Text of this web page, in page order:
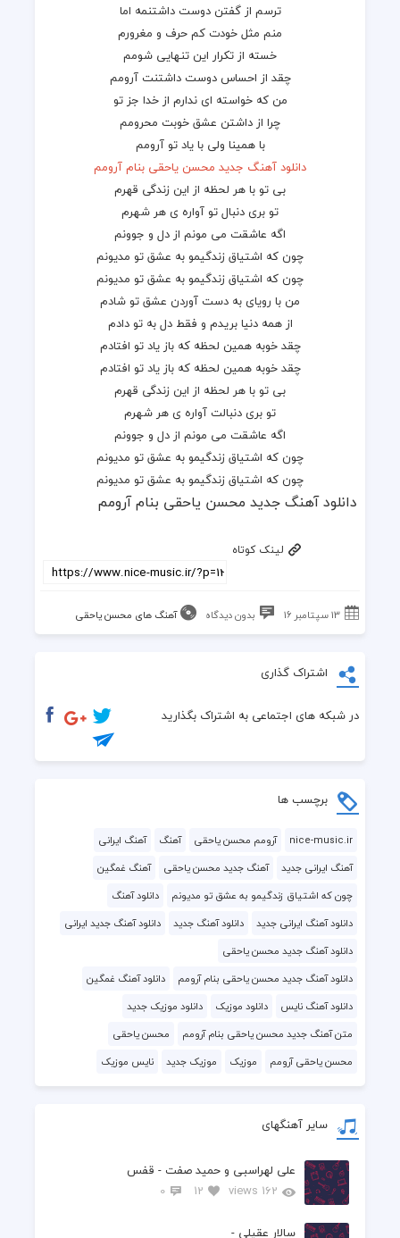
ترسم از گفتن دوست داشتنمه اما
منم مثل خودت کم حرف و مغرورم
خسته از تکرار این تنهایی شومم
چقد از احساس دوست داشتنت آرومم
من که خواسته ای ندارم از خدا جز تو
چرا از داشتن عشق خوبت محرومم
با همینا ولی با یاد تو آرومم
دانلود آهنگ جدید محسن یاحقی بنام آرومم
بی تو با هر لحظه از این زندگی قهرم
تو بری دنبال تو آواره ی هر شهرم
اگه عاشقت می مونم از دل و جوونم
چون که اشتیاق زندگیمو به عشق تو مدیونم
چون که اشتیاق زندگیمو به عشق تو مدیونم
من با رویای به دست آوردن عشق تو شادم
از همه دنیا بریدم و فقط دل به تو دادم
چقد خوبه همین لحظه که باز یاد تو افتادم
چقد خوبه همین لحظه که باز یاد تو افتادم
بی تو با هر لحظه از این زندگی قهرم
تو بری دنبالت آواره ی هر شهرم
اگه عاشقت می مونم از دل و جوونم
چون که اشتیاق زندگیمو به عشق تو مدیونم
چون که اشتیاق زندگیمو به عشق تو مدیونم
دانلود آهنگ جدید محسن یاحقی بنام آرومم
لینک کوتاه
13 سپتامبر 16 بدون دیدگاه آهنگ های محسن یاحقی
اشتراک گذاری
در شبکه های اجتماعی به اشتراک بگذارید
برچسب ها
nice-music.ir آرومم محسن یاحقی آهنگ
آهنگ ایرانی
آهنگ ایرانی جدید
آهنگ جدید محسن یاحقی
آهنگ غمگین
چون که اشتیاق زندگیمو به عشق تو مدیونم
دانلود آهنگ
دانلود آهنگ ایرانی جدید
دانلود آهنگ جدید
دانلود آهنگ جدید ایرانی
دانلود آهنگ جدید محسن یاحقی
دانلود آهنگ جدید محسن یاحقی بنام آرومم
دانلود آهنگ غمگین
دانلود آهنگ نایس
دانلود موزیک
دانلود موزیک جدید
متن آهنگ جدید محسن یاحقی بنام آرومم
محسن یاحقی
محسن یاحقی آرومم
موزیک موزیک جدید نایس موزیک
سایر آهنگهای
علی لهراسبی و حمید صفت - قفس
162 views
12
0
سالار عقیلی -